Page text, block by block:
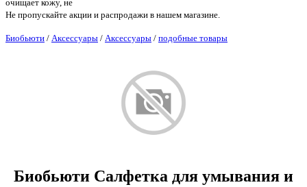
очищает кожу, не
Не пропускайте акции и распродажи в нашем магазине.
Биобьюти / Аксессуары / Аксессуары / подобные товары
Биобьюти Салфетка для умывания и